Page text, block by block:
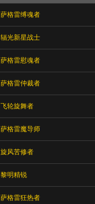
萨格雷缚魂者
辐光新星战士
萨格雷慰魂者
萨格雷仲裁者
飞轮旋舞者
萨格雷魔导师
旋风苦修者
黎明精锐
萨格雷狂热者